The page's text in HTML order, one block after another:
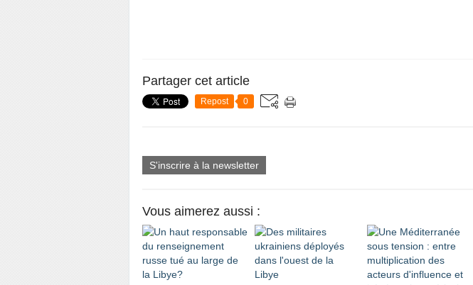
Partager cet article
Repost 0
S'inscrire à la newsletter
Vous aimerez aussi :